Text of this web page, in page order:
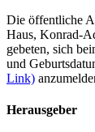
Die öffentliche
Haus, Konrad-
gebeten, sich
und
Link)
Herausgeber